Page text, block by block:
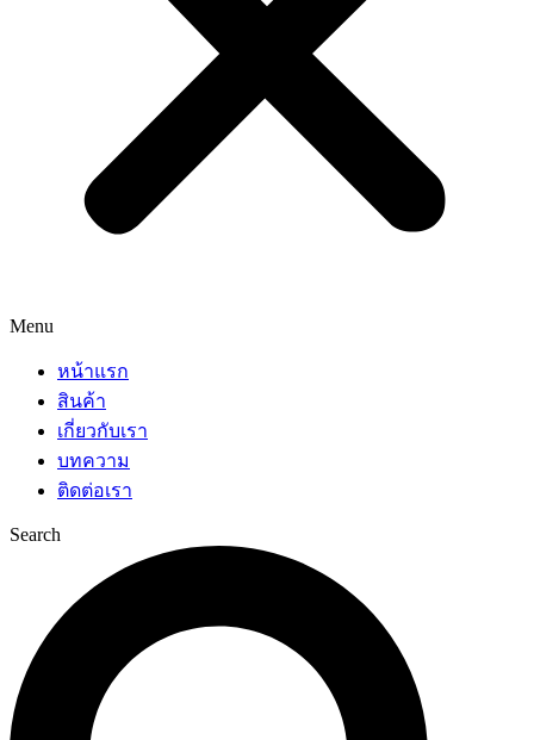
Menu
หน้าแรก
สินค้า
เกี่ยวกับเรา
บทความ
ติดต่อเรา
Search